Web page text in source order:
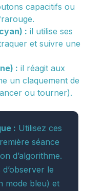
capacitifs ou
: il utilise ses
et suivre une
: il réagit aux
un claquement de
ou tourner).
: Utilisez ces
séance
d’algorithme.
le
mode bleu) et